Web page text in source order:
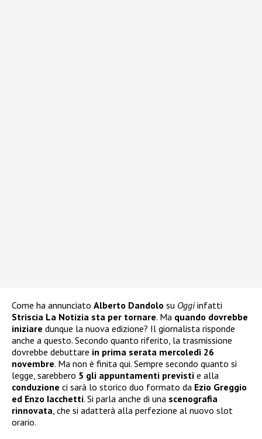
Come ha annunciato Alberto Dandolo su Oggiinfatti
Striscia La Notizia sta per tornare. Ma quando dovrebbe
iniziare dunque la nuova edizione? Il giornalista risponde
anche a questo. Secondo quanto riferito, la trasmissione
dovrebbe debuttare in prima serata mercoledì 26
novembre. Ma non è finita qui. Sempre secondo quanto si
legge, sarebbero 5 gli appuntamenti previsti e alla
conduzione ci sarà lo storico duo formato da Ezio Greggio
ed Enzo Iacchetti. Si parla anche di una scenografia
rinnovata, che si adatterà alla perfezione al nuovo slot
orario.